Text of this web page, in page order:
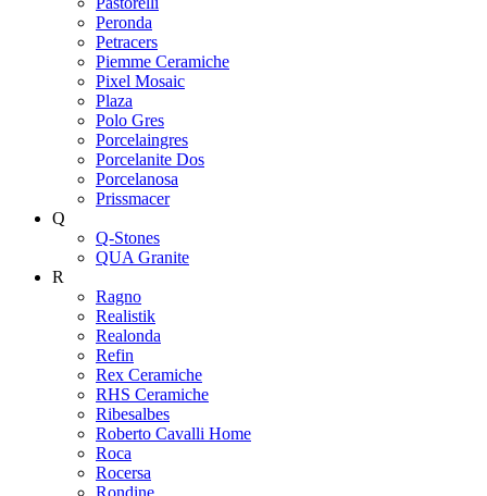
Peronda
Petracers
Piemme Ceramiche
Pixel Mosaic
Plaza
Polo Gres
Porcelaingres
Porcelanite Dos
Porcelanosa
Prissmacer
Q
Q-Stones
QUA Granite
R
Ragno
Realistik
Realonda
Refin
Rex Ceramiche
RHS Ceramiche
Ribesalbes
Roberto Cavalli Home
Roca
Rocersa
Rondine